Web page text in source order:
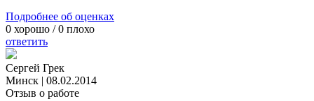
Подробнее об оценках
0 хорошо /0 плохо
ответить
Сергей Грек
Минск | 08.02.2014
Отзыв о работе